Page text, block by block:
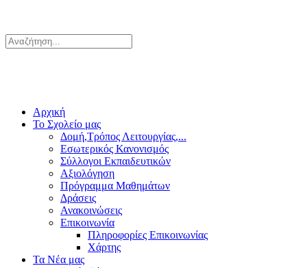
Αρχική
Το Σχολείο μας
Δομή,Τρόπος Λειτουργίας,...
Εσωτερικός Κανονισμός
Σύλλογοι Εκπαιδευτικών
Αξιολόγηση
Πρόγραμμα Μαθημάτων
Δράσεις
Ανακοινώσεις
Επικοινωνία
Πληροφορίες Επικοινωνίας
Χάρτης
Τα Νέα μας